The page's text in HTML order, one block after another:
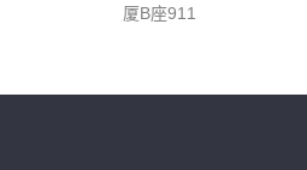
厦B座911